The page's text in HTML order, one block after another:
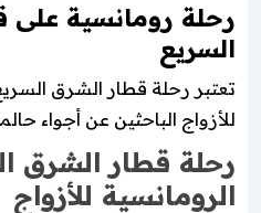
رحلة رومانسية على
السريع
تعتبر رحلة قطار الشرق
للأزواج الباحثين عن أجواء
رحلة قطار الشرق
الرومانسية للأزواج